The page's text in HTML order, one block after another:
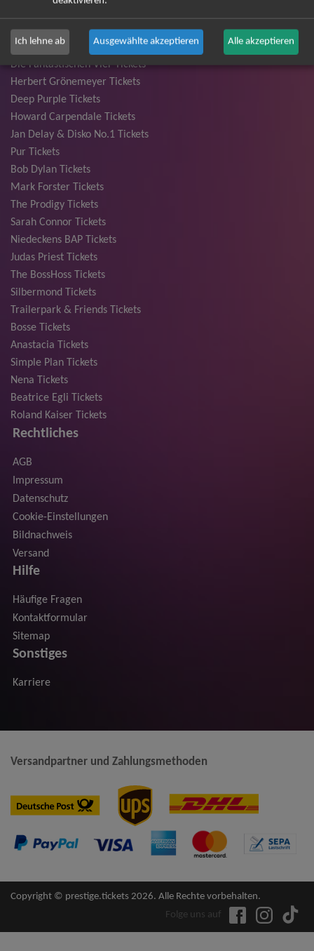
Bryan Adams Tickets
Andreas Gabalier Tickets
Die Fantastischen Vier Tickets
Herbert Grönemeyer Tickets
Deep Purple Tickets
Howard Carpendale Tickets
Jan Delay & Disko No.1 Tickets
Pur Tickets
Bob Dylan Tickets
Mark Forster Tickets
The Prodigy Tickets
Sarah Connor Tickets
Niedeckens BAP Tickets
Judas Priest Tickets
The BossHoss Tickets
Silbermond Tickets
Trailerpark & Friends Tickets
Bosse Tickets
Anastacia Tickets
Simple Plan Tickets
Nena Tickets
Beatrice Egli Tickets
Roland Kaiser Tickets
Rechtliches
AGB
Impressum
Datenschutz
Cookie-Einstellungen
Bildnachweis
Versand
Hilfe
Häufige Fragen
Kontaktformular
Sitemap
Sonstiges
Karriere
Versandpartner und Zahlungsmethoden
Copyright © prestige.tickets 2026. Alle Rechte vorbehalten.
Folge uns auf
Ich lehne ab Ausgewählte akzeptieren Alle akzeptieren